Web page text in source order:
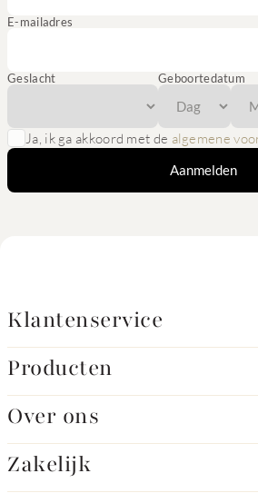
E-mailadres
Geslacht Geboortedatum
Ja, ik ga akkoord met de algemene
Aanmelden
Klantenservice
Producten
Over ons
Zakelijk